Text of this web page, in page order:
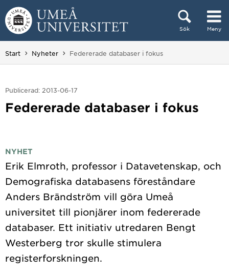
Hoppa direkt till innehållet
Sök Meny
Huvudmenyn dold.
Start Nyheter Du är här:
Federerade databaser i fokus
Publicerad: 2013-06-17
Federerade databaser i fokus
NYHET
Erik Elmroth, professor i Datavetenskap, och
Demografiska databasens föreståndare
Anders Brändström vill göra Umeå
universitet till pionjärer inom federerade
databaser. Ett initiativ utredaren Bengt
Westerberg tror skulle stimulera